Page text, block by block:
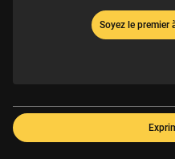
Soyez le premier